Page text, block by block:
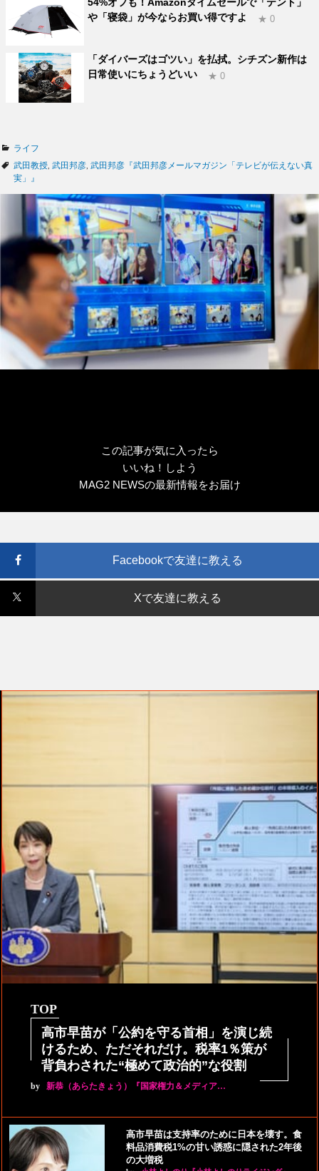
や「寝袋」が今ならお買い得ですよ
★ 0
「ダイバーズはゴツい」を払拭。シチズン新作は
日常使いにちょうどいい
★ 0
カ
テ
ゴ
ライフ
タ
グ
武田教授 武田邦彦 武田邦彦『武田邦彦メールマガジン「テレビが伝えない真
実」』
この記事が気に入ったら
いいね！しよう
MAG2 NEWSの最新情報をお届け
Facebookで友達に教える
Xで友達に教える
TOP
高市早苗が「公約を守る首相」を演じ続
けるため、ただそれだけ。税率1％策が
背負わされた“極めて政治的”な役割
by 新恭（あらたきょう）『国家権力＆メディア…
高市早苗は支持率のために日本を壊す。食
料品消費税1%の甘い誘惑に隠された2年後
の大増税